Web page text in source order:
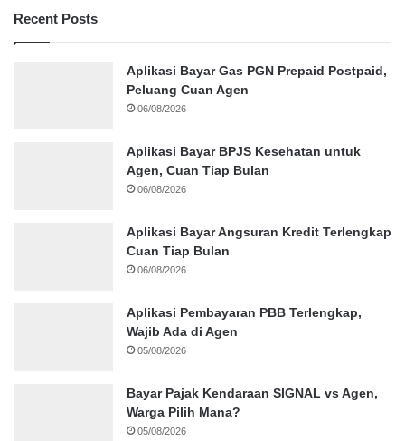
Recent Posts
Aplikasi Bayar Gas PGN Prepaid Postpaid,
Peluang Cuan Agen
06/08/2026
Aplikasi Bayar BPJS Kesehatan untuk
Agen, Cuan Tiap Bulan
06/08/2026
Aplikasi Bayar Angsuran Kredit Terlengkap
Cuan Tiap Bulan
06/08/2026
Aplikasi Pembayaran PBB Terlengkap,
Wajib Ada di Agen
05/08/2026
Bayar Pajak Kendaraan SIGNAL vs Agen,
Warga Pilih Mana?
05/08/2026